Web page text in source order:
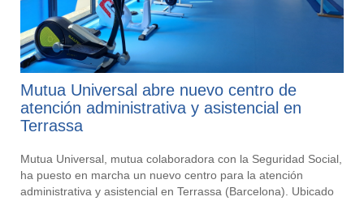
Mutua Universal abre nuevo centro de
atención administrativa y asistencial en
Terrassa
Mutua Universal, mutua colaboradora con la Seguridad Social,
ha puesto en marcha un nuevo centro para la atención
administrativa y asistencial en Terrassa (Barcelona). Ubicado